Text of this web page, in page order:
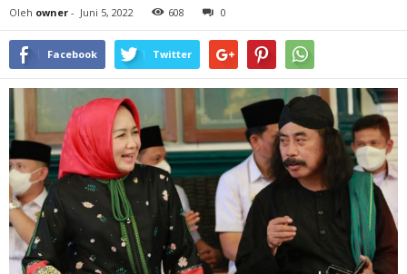
Oleh owner - Juni 5, 2022 608 0
Facebook Twitter